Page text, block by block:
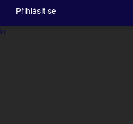
Přihlásit se